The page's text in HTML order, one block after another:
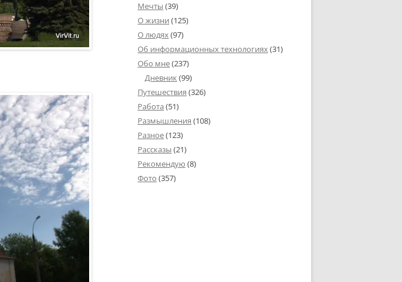
Мечты (39)
О жизни (125)
О людях(97)
Об информационных технологиях(31)
Обо мне(237)
Дневник(99)
Путешествия (326)
Работа (51)
Размышления (108)
Разное(123)
Рассказы (21)
Рекомендую (8)
Фото (357)